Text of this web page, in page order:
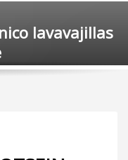
lavavajillas